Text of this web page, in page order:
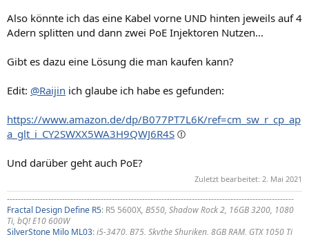
Also könnte ich das eine Kabel vorne UND hinten jeweils auf 4
Adern splitten und dann zwei PoE Injektoren Nutzen...
Gibt es dazu eine Lösung die man kaufen kann?
Edit: @Raijin ich glaube ich habe es gefunden:
https://www.amazon.de/dp/B077PT7L6K/ref=cm_sw_r_cp_ap
a_glt_i_CY2SWXX5WA3H9QWJ6R4S
Und darüber geht auch PoE?
Zuletzt bearbeitet: 2. Mai 2021
--------------------------------------------------------------------------------------------------------
Fractal Design Define R5: R5 5600X, B550, Shadow Rock 2, 16GB 3200, 1080
Ti, bQ! E10 600W
SilverStone Milo ML03:i5-3470, B75, Skythe Shuriken, 8GB RAM, GTX 1050 Ti